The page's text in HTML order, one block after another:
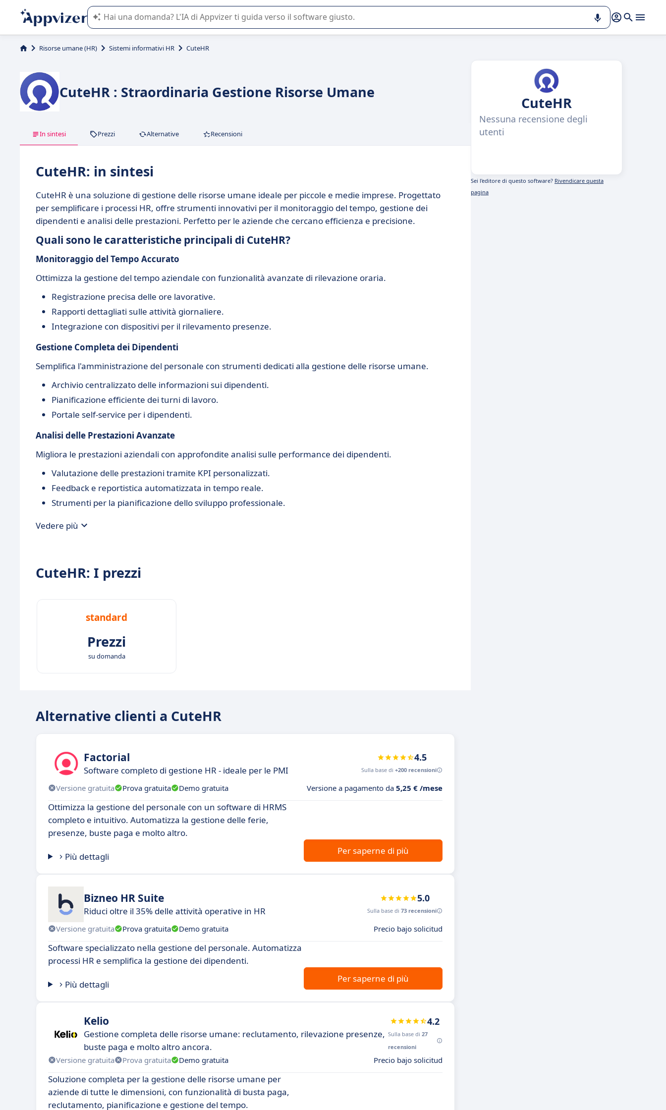
L'IA di Appvizer vi guida nell'utilizzo o nella scelta di un software SaaS per la vostra azienda.
Risorse umane (HR) Sistemi informativi HR CuteHR
CuteHR : Straordinaria Gestione Risorse Umane
In sintesi Prezzi Alternative Recensioni
CuteHR: in sintesi
CuteHR è una soluzione di gestione delle risorse umane ideale per piccole e medie imprese. Progettato
per semplificare i processi HR, offre strumenti innovativi per il monitoraggio del tempo, gestione dei
dipendenti e analisi delle prestazioni. Perfetto per le aziende che cercano efficienza e precisione.
Quali sono le caratteristiche principali di CuteHR?
Monitoraggio del Tempo Accurato
Ottimizza la gestione del tempo aziendale con funzionalità avanzate di rilevazione oraria.
Registrazione precisa delle ore lavorative.
Rapporti dettagliati sulle attività giornaliere.
Integrazione con dispositivi per il rilevamento presenze.
Gestione Completa dei Dipendenti
Semplifica l'amministrazione del personale con strumenti dedicati alla gestione delle risorse umane.
Archivio centralizzato delle informazioni sui dipendenti.
Pianificazione efficiente dei turni di lavoro.
Portale self-service per i dipendenti.
Analisi delle Prestazioni Avanzate
Migliora le prestazioni aziendali con approfondite analisi sulle performance dei dipendenti.
Valutazione delle prestazioni tramite KPI personalizzati.
Feedback e reportistica automatizzata in tempo reale.
Strumenti per la pianificazione dello sviluppo professionale.
Vedere più
CuteHR: I prezzi
standard
Prezzi
su domanda
Alternative clienti a CuteHR
Factorial
Software completo di gestione HR - ideale per le PMI
4.5
Sulla base di +200 recensioni
Versione gratuita Prova gratuita Demo gratuita Versione a pagamento da 5,25 € /mese
Ottimizza la gestione del personale con un software di HRMS
completo e intuitivo. Automatizza la gestione delle ferie,
presenze, buste paga e molto altro.
Più dettagli
Per saperne di più
Bizneo HR Suite
Riduci oltre il 35% delle attività operative in HR
5.0
Sulla base di 73 recensioni
Versione gratuita Prova gratuita Demo gratuita Precio bajo solicitud
Software specializzato nella gestione del personale. Automatizza
processi HR e semplifica la gestione dei dipendenti.
Più dettagli
Per saperne di più
Kelio
Gestione completa delle risorse umane: reclutamento, rilevazione presenze,
buste paga e molto altro ancora.
4.2
Sulla base di 27
recensioni
Versione gratuita Prova gratuita Demo gratuita Precio bajo solicitud
Soluzione completa per la gestione delle risorse umane per
aziende di tutte le dimensioni, con funzionalità di busta paga,
reclutamento, pianificazione e gestione del tempo.
CuteHR
Nessuna recensione degli
utenti
Sei l'editore di questo software? Rivendicare questa
pagina